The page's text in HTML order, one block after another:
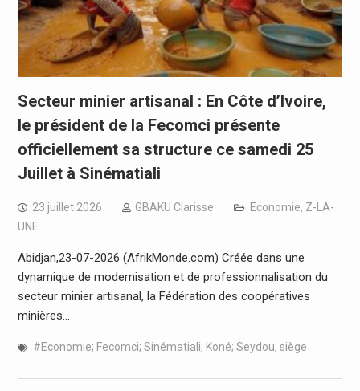
Secteur minier artisanal : En Côte d’Ivoire,
le président de la Fecomci présente
officiellement sa structure ce samedi 25
Juillet à Sinématiali
23 juillet 2026 GBAKU Clarisse Economie, Z-LA-
UNE
Abidjan,23-07-2026 (AfrikMonde.com) Créée dans une
dynamique de modernisation et de professionnalisation du
secteur minier artisanal, la Fédération des coopératives
minières…
#Economie; Fecomci; Sinématiali; Koné; Seydou; siège